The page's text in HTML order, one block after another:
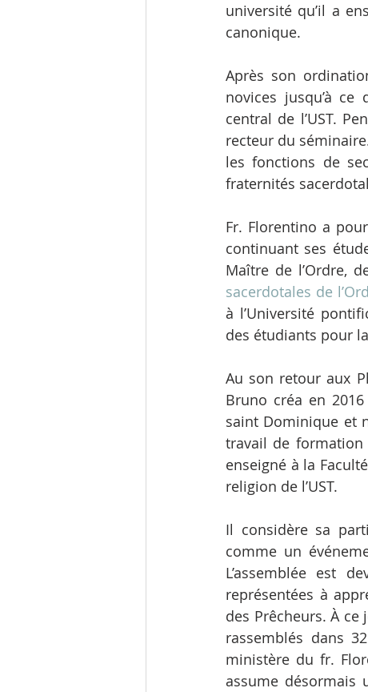
université qu’il a
canonique.
Après son
novices jusqu’à ce
central de l’UST.
recteur du
les fonctions de
fraternités
Fr. Florentino a
continuant ses
Maître de l’Ordre,
sacerdotales de
à l’Université
des étudiants pour
Au son retour aux
Bruno créa en
saint Dominique et
travail de formation
enseigné à la
religion de l’UST.
Il considère sa
comme un
L’assemblée est
représentées à
des Prêcheurs. À
rassemblés dans
ministère du fr.
assume